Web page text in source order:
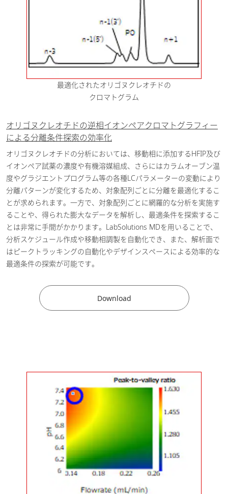
超臨界流体クロマトグラフィーに
よる分離 選択性の多様化とメソ
ッド開発 - LCとSFCの組み合わせ
による最適分離条件探索の効率
化-[ PDF / 790.61KB ]
医薬・バイオ医薬品
2025-11-11
ソッド開発ワークフローの効率化
[ PDF / 1.09MB ]
医薬・バイオ医薬品
2025-11-11
オートサンプラーの自動前処理機
能を用いた良好なピーク形状を与
える試料溶媒組成の検討[ PDF /
245.81KB ]
医薬・バイオ医薬品
2025-09-02
一連の分取精製ワークフローを効
率化する分析分取LC-MSシステム
医薬・バイオ医薬品
医薬・バイオ医薬品
一体型HPLCシステムによるUSP
に準拠したPramipexoleの分析お
よび頑健性評価[ PDF / 387KB ]
医薬・バイオ医薬品
2025-09-01
一体型HPLCシステムによる赤色3
最適化されたオリゴヌクレオチドの
クロマトグラム
オリゴヌクレオチドの逆相イオンペアクロマトグラフィー
による分離条件探索の効率化
オリゴヌクレオチドの分析においては、移動相に添加するHFIP及び
イオンペア試薬の濃度や有機溶媒組成、さらにはカラムオーブン温
度やグラジエントプログラム等の各種LCパラメーターの変動により
分離パターンが変化するため、対象配列ごとに分離を最適化するこ
とが求められます。一方で、対象配列ごとに網羅的な分析を実施す
ることや、得られた膨大なデータを解析し、最適条件を探索するこ
とは非常に手間がかかります。LabSolutions MDを用いることで、
分析スケジュール作成や移動相調製を自動化でき、また、解析面で
はピークトラッキングの自動化やデザインスペースによる効率的な
最適条件の探索が可能です。
Download